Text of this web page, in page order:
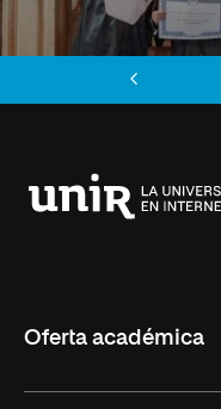
Oferta académica